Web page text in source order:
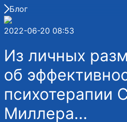
Блог
2022-06-20 08:53
Из личных
об
психотерапии
Миллера...